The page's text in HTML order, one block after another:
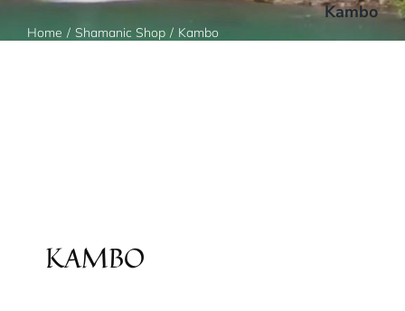
Kambo
Home Shamanic Shop Kambo
KAMBO